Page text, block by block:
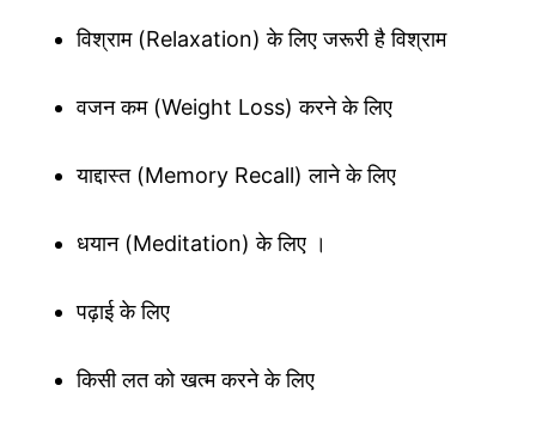
विश्राम (Relaxation) के लिए जरूरी है विश्राम
वजन कम (Weight Loss) करने के लिए
याद्दास्त (Memory Recall) लाने के लिए
धयान (Meditation) के लिए ।
पढ़ाई के लिए
किसी लत को खत्म करने के लिए